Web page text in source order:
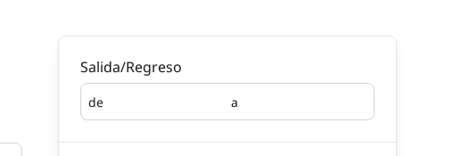
Salida/Regreso
de
Salida a
Regreso